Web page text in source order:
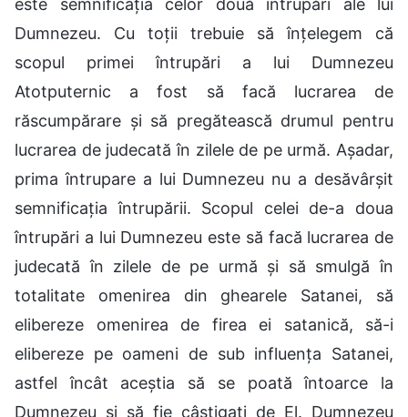
Dumnezeu. Cu toții trebuie să înțelegem că
scopul primei întrupări a lui Dumnezeu
Atotputernic a fost să facă lucrarea de
răscumpărare și să pregătească drumul pentru
lucrarea de judecată în zilele de pe urmă. Așadar,
prima întrupare a lui Dumnezeu nu a desăvârșit
semnificația întrupării. Scopul celei de-a doua
întrupări a lui Dumnezeu este să facă lucrarea de
judecată în zilele de pe urmă și să smulgă în
totalitate omenirea din ghearele Satanei, să
elibereze omenirea de firea ei satanică, să-i
elibereze pe oameni de sub influența Satanei,
astfel încât aceștia să se poată întoarce la
Dumnezeu și să fie câștigați de El. Dumnezeu